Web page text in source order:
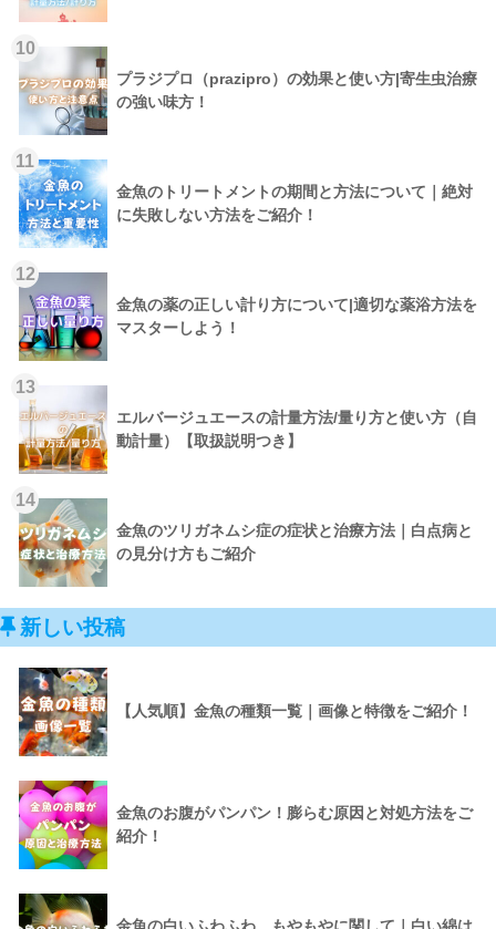
10
プラジプロ（prazipro）の効果と使い方|寄生虫治療
の強い味方！
11
金魚のトリートメントの期間と方法について｜絶対
に失敗しない方法をご紹介！
12
金魚の薬の正しい計り方について|適切な薬浴方法を
マスターしよう！
13
エルバージュエースの計量方法/量り方と使い方（自
動計量）【取扱説明つき】
14
金魚のツリガネムシ症の症状と治療方法｜白点病と
の見分け方もご紹介
新しい投稿
【人気順】金魚の種類一覧｜画像と特徴をご紹介！
金魚のお腹がパンパン！膨らむ原因と対処方法をご
紹介！